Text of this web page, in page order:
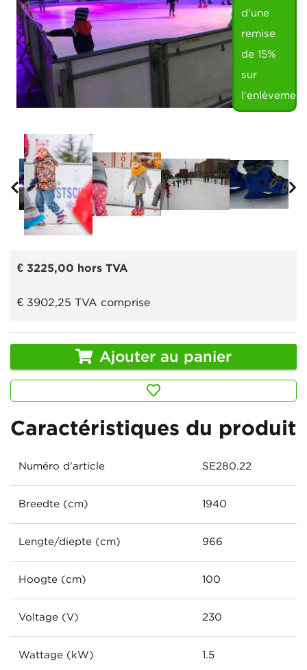
d'une
remise
de 15%
sur
€ 3225,00 hors TVA
€ 3902,25 TVA comprise
Ajouter au panier
Caractéristiques du produit
Numéro d'article SE280.22
Breedte (cm) 1940
Lengte/diepte (cm) 966
Hoogte (cm) 100
Voltage (V) 230
Wattage (kW) 1.5